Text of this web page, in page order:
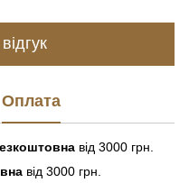
Оплата
від 3000 грн.
від 3000 грн.